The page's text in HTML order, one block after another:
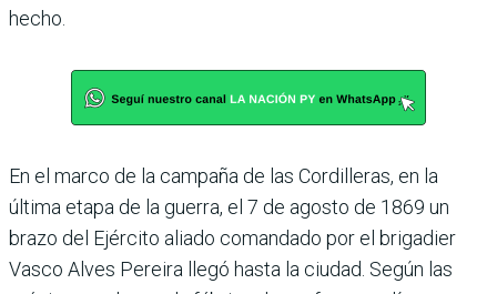
hecho.
En el marco de la campaña de las Cordilleras, en la
última etapa de la guerra, el 7 de agosto de 1869 un
brazo del Ejército aliado comandado por el brigadier
Vasco Alves Pereira llegó hasta la ciudad. Según las